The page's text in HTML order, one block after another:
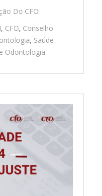
Do CFO
, CFO, Conselho
, Saúde
Odontologia